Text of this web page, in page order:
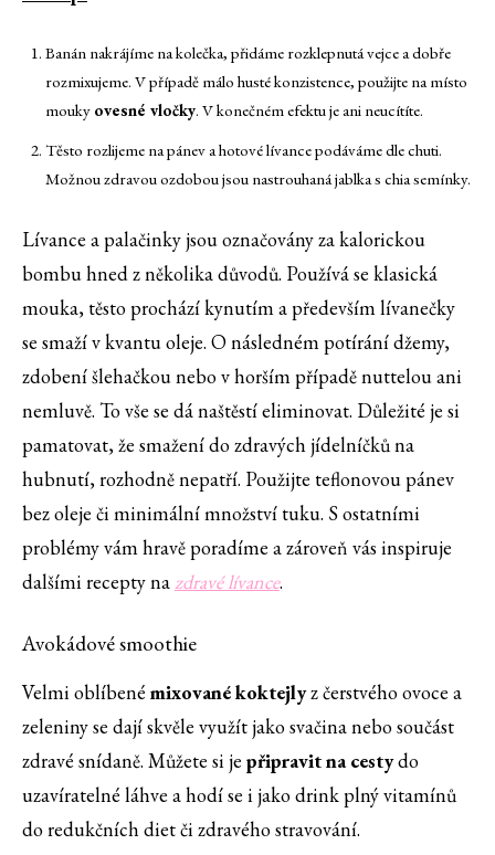
Banán nakrájíme na kolečka, přidáme rozklepnutá vejce a dobře
rozmixujeme. V případě málo husté konzistence, použijte na místo
mouky ovesné vločky. V konečném efektu je ani neucítíte.
Těsto rozlijeme na pánev a hotové lívance podáváme dle chuti.
Možnou zdravou ozdobou jsou nastrouhaná jablka s chia semínky.
Lívance a palačinky jsou označovány za kalorickou
bombu hned z několika důvodů. Používá se klasická
mouka, těsto prochází kynutím a především lívanečky
se smaží v kvantu oleje. O následném potírání džemy,
zdobení šlehačkou nebo v horším případě nuttelou ani
nemluvě. To vše se dá naštěstí eliminovat. Důležité je si
pamatovat, že smažení do zdravých jídelníčků na
hubnutí, rozhodně nepatří. Použijte teflonovou pánev
bez oleje či minimální množství tuku. S ostatními
problémy vám hravě poradíme a zároveň vás inspiruje
dalšími recepty nazdravé lívance.
Avokádové smoothie
Velmi oblíbené mixované koktejlyz čerstvého ovoce a
zeleniny se dají skvěle využít jako svačina nebo součást
zdravé snídaně. Můžete si je připravit na cestydo
uzavíratelné láhve a hodí se i jako drink plný vitamínů
do redukčních diet či zdravého stravování.